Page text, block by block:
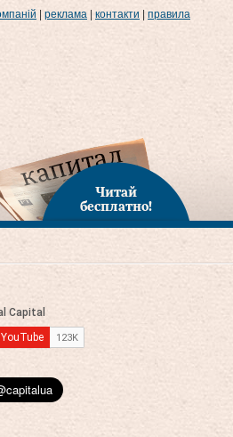
реклама контакти правила
Читай
бесплатно!